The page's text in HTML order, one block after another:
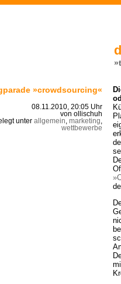
»crowdsourcing«
08.11.2010, 20:05 Uhr
von ollischuh
unter allgemein marketing
wettbewerbe